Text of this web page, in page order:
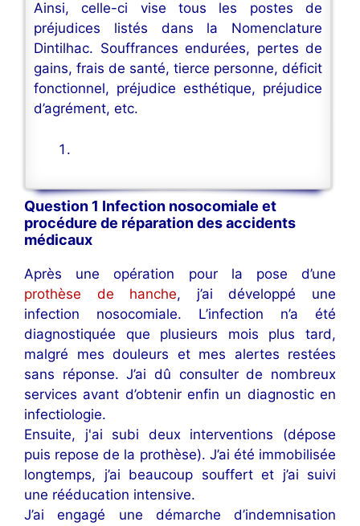
Ainsi, celle-ci vise tous les postes de
préjudices listés dans la Nomenclature
Dintilhac. Souffrances endurées, pertes de
gains, frais de santé, tierce personne, déficit
fonctionnel, préjudice esthétique, préjudice
d’agrément, etc.
Question 1 Infection nosocomiale et
procédure de réparation des accidents
médicaux
Après une opération pour la pose d’une
prothèse de hanche, j’ai développé une
infection nosocomiale. L’infection n’a été
diagnostiquée que plusieurs mois plus tard,
malgré mes douleurs et mes alertes restées
sans réponse. J’ai dû consulter de nombreux
services avant d’obtenir enfin un diagnostic en
infectiologie.
Ensuite, j'ai subi deux interventions (dépose
puis repose de la prothèse). J’ai été immobilisée
longtemps, j’ai beaucoup souffert et j’ai suivi
une rééducation intensive.
J’ai engagé une démarche d’indemnisation